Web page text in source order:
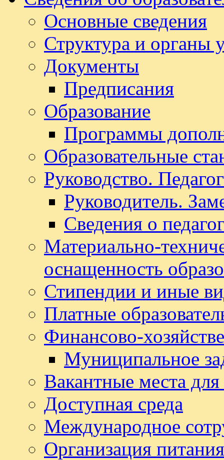
Основные сведения
Структура и органы
Документы
Предписания
Образование
Программы
Образовательные
Руководство.
Руководитель.
Сведения о
Материально-
оснащенность
Стипендии и иные
Платные
Финансово-
Муниципальное
Вакантные места
Доступная среда
Международное
Организация